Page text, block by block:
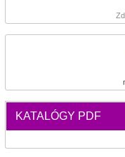
KATALÓGY PDF